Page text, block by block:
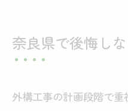
奈良県で後悔し
外構工事の計画段階で